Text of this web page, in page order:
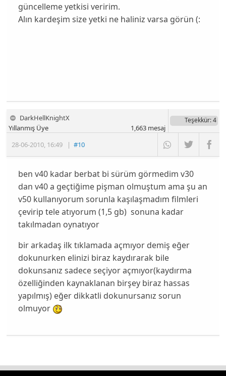
güncelleme yetkisi veririm.
Alın kardeşim size yetki ne haliniz varsa görün (:
DarkHellKnightX
28-06-2010 16:49 |#10
Yıllanmış Üye
Teşekkür: 4
1,663mesaj
ben v40 kadar berbat bi sürüm görmedim v30
dan v40 a geçtiğime pişman olmuştum ama şu an
v50 kullanıyorum sorunla kaşılaşmadım filmleri
çevirip tele atıyorum (1,5 gb) sonuna kadar
takılmadan oynatıyor
bir arkadaş ilk tıklamada açmıyor demiş eğer
dokunurken elinizi biraz kaydırarak bile
dokunsanız sadece seçiyor açmıyor(kaydırma
özelliğinden kaynaklanan birşey biraz hassas
yapılmış) eğer dikkatli dokunursanız sorun
olmuyor